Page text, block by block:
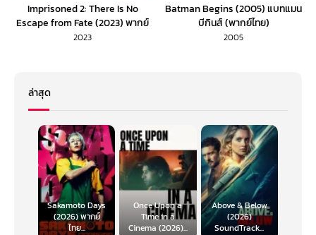
Imprisoned 2: There Is No
Escape from Fate (2023) พากย์
ไทย
2023
Batman Begins (2005) แบทแมน
บีกินส์ (พากย์ไทย)
2005
ล่าสุด
Sakamoto Days
(2026) พากย์
ไทย...
Once Upon a
Time in a
Cinema (2026)...
Above & Below
(2026)
SoundTrack...